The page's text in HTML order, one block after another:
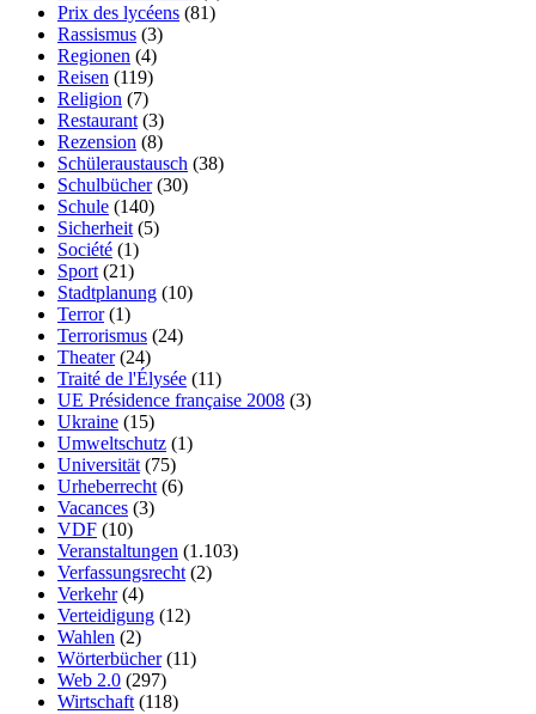
Prix des lycéens (81)
Rassismus (3)
Regionen (4)
Reisen (119)
Religion (7)
Restaurant (3)
Rezension (8)
Schüleraustausch (38)
Schulbücher(30)
Schule (140)
Sicherheit (5)
Société (1)
Sport (21)
Stadtplanung (10)
Terror(1)
Terrorismus (24)
Theater(24)
Traité de l'Élysée (11)
UE Présidence française 2008 (3)
Ukraine (15)
Umweltschutz (1)
Universität (75)
Urheberrecht (6)
Vacances (3)
VDF (10)
Veranstaltungen (1.103)
Verfassungsrecht (2)
Verkehr(4)
Verteidigung (12)
Wahlen (2)
Wörterbücher(11)
Web 2.0 (297)
Wirtschaft (118)